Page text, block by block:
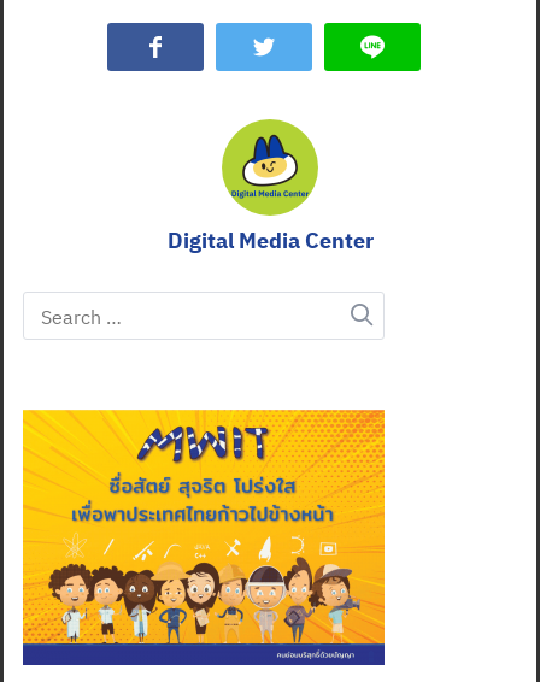
Digital Media Center
Search
for: